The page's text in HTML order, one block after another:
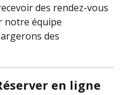
des rendez-vous
notre équipe
des
en ligne